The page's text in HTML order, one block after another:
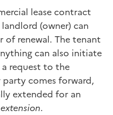
lease contract
(owner) can
of renewal. The tenant
can also initiate
request to the
comes forward,
extended for an
.